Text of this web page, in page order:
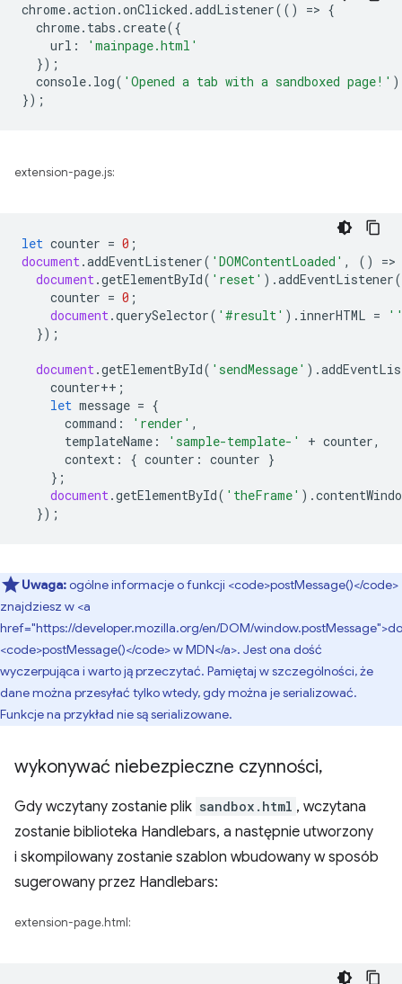
chrome.action .onClicked .addListener(() => {
chrome. tabs .create({
url :
'mainpage.html'
});
console. log( 'Opened a tab with a sandboxed page!'
});
extension-page.js:
let counter = 0 ;
document.addEventListener( 'DOMContentLoaded' , () =>
document.getElementById( 'reset' ).addEventListener(
counter = 0 ;
document.querySelector( '#result' ). innerHTML =
});
document.getElementById( 'sendMessage' ).
counter++ ;
let message = {
command : 'render' ,
templateName : 'sample-template-' + counter,
context : { counter : counter }
};
document.getElementById( 'theFrame' ).
});
Uwaga:ogólne informacje o funkcji <code>postMessage()</code>
znajdziesz w <a
href="https://developer.mozilla.org/en/DOM/
<code>postMessage()</code> w MDN</a>. Jest ona dość
wyczerpująca i warto ją przeczytać. Pamiętaj w szczególności, że
dane można przesyłać tylko wtedy, gdy można je serializować.
Funkcje na przykład nie są serializowane.
wykonywać niebezpieczne czynności,
Gdy wczytany zostanie plik sandbox.html , wczytana
zostanie biblioteka Handlebars, a następnie utworzony
i skompilowany zostanie szablon wbudowany w sposób
sugerowany przez Handlebars:
extension-page.html: